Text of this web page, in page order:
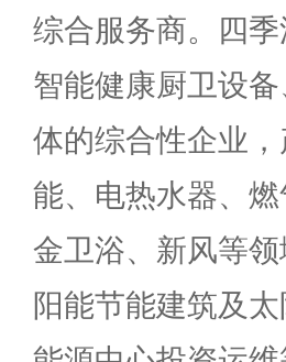
综合服务商。四
智能健康厨卫设
体的综合性企业
能、电热水器、
金卫浴、新风等
阳能节能建筑及